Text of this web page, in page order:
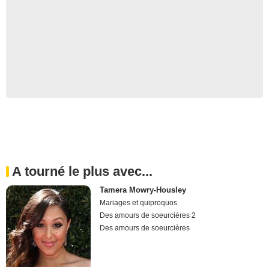
A tourné le plus avec...
Tamera Mowry-Housley
Mariages et quiproquos
Des amours de soeurcières 2
Des amours de soeurcières